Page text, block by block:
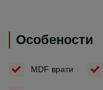
Особености
MDF врати